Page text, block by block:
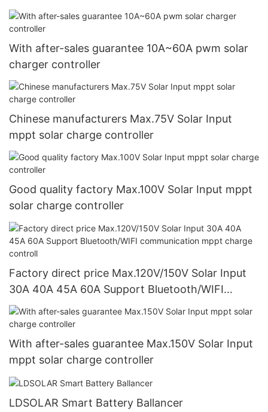
With after-sales guarantee 10A~60A pwm solar
charger controller
Chinese manufacturers Max.75V Solar Input
mppt solar charge controller
Good quality factory Max.100V Solar Input mppt
solar charge controller
Factory direct price Max.120V/150V Solar Input
30A 40A 45A 60A Support Bluetooth/WIFI
communication mppt charge controll
With after-sales guarantee Max.150V Solar Input
mppt solar charge controller
LDSOLAR Smart Battery Ballancer